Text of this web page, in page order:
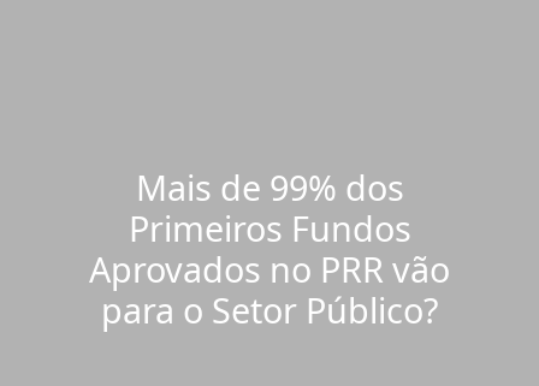
Mais de 99% dos
Primeiros Fundos
Aprovados no PRR vão
para o Setor Público?